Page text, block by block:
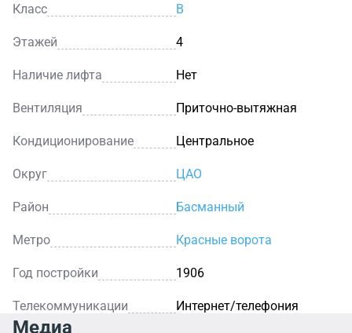
Класс B
Этажей 4
Наличие лифта Нет
Вентиляция Приточно-вытяжная
Кондиционирование Центральное
Округ ЦАО
Район Басманный
Метро Красные ворота
Год постройки 1906
Телекоммуникации Интернет/телефония
Медиа